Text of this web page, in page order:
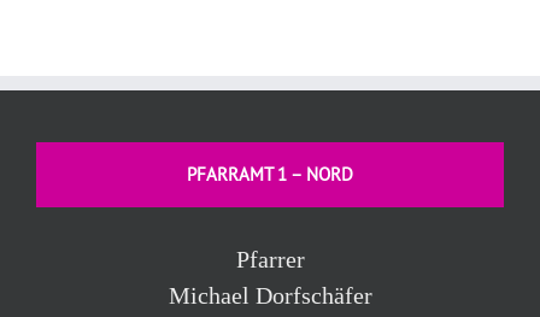
PFARRAMT 1 – NORD
Pfarrer
Michael Dorfschäfer